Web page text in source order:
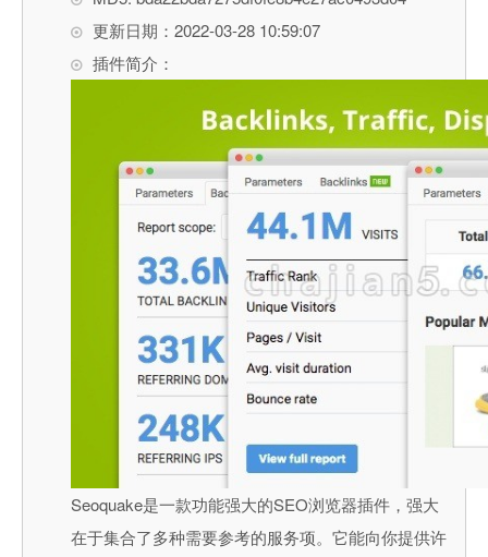
更新日期：2022-03-28 10:59:07
插件简介：
Seoquake是一款功能强大的SEO浏览器插件，强大
在于集合了多种需要参考的服务项。它能向你提供许